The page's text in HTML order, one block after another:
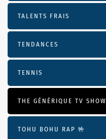
TALENTS FRAIS
TENDANCES
TENNIS
THE GÉNÉRIQUE TV SHOW
TOHU BOHU RAP 🤟